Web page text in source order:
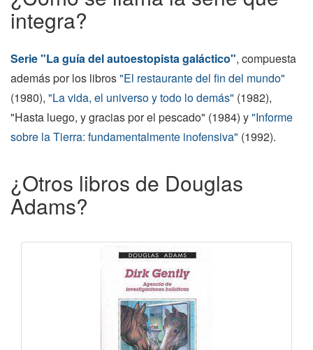
integra?
Serie "La guía del autoestopista galáctico", compuesta
además por los libros"El restaurante del fin del mundo"
(1980), "La vida, el universo y todo lo demás" (1982),
"Hasta luego, y gracias por el pescado" (1984) y"Informe
sobre la Tierra: fundamentalmente inofensiva" (1992).
¿Otros libros de Douglas
Adams?